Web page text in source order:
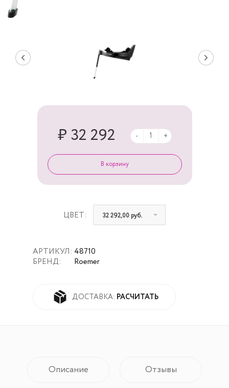
АРТИКУЛ:
БРЕНД:
48710
Roemer
ДОСТАВКА: РАСЧИТАТЬ
ЦВЕТ: 32 292,00 руб.
₽ 32 292 - +
Описание Отзывы